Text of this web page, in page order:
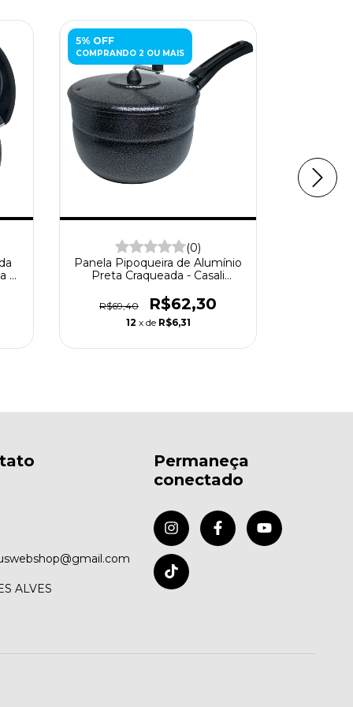
2
5% OFF
COMPRANDO 2 OU MAIS
(0)
Panela Pipoqueira de Alumínio
Preta Craqueada - Casali
R$69,40 R$62,30
12 x de R$6,31
ALVES
Permaneça
conectado